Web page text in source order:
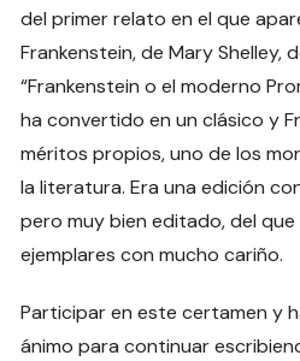
del primer relato en el que
Frankenstein, de Mary Shelley,
“Frankenstein o el moderno
ha convertido en un clásico y
méritos propios, uno de los
la literatura. Era una edición
pero muy bien editado, del
ejemplares con mucho cariño.
Participar en este certamen y
ánimo para continuar